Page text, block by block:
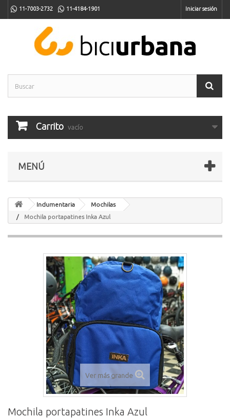
11-7003-2732 11-4184-1901 Iniciar sesión
Carrito vacío
MENÚ
Indumentaria
Mochilas
Mochila portapatines Inka Azul
Ver más grande
Mochila portapatines Inka Azul